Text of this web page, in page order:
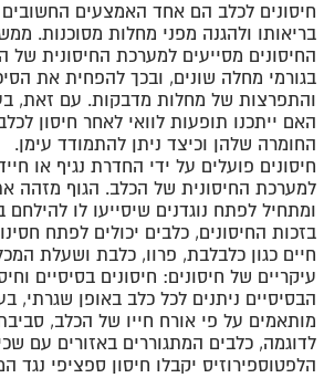
חיסונים לכלב הם אחד האמצעים
בריאותו ולהגנה מפני מחלות מסוכנות.
החיסונים מסייעים למערכת החיסונית של
בגורמי מחלה שונים, ובכך להפחית את
והתפרצות של מחלות מדבקות. עם זאת,
האם ייתכנו תופעות לוואי לאחר חיסון
החומרה שלהן וכיצד ניתן להתמודד עימן.
חיסונים פועלים על ידי החדרת נגיף או
למערכת החיסונית של הכלב. הגוף מזהה
ומתחיל לפתח נוגדנים שיסייעו לו להילחם
בזכות החיסונים, כלבים יכולים לפתח
חיים כגון כלבלבת, פרוו, כלבת ושעלת
עיקריים של חיסונים: חיסונים בסיסיים
הבסיסיים ניתנים לכל כלב באופן שגרתי,
מותאמים על פי אורח חייו של הכלב,
לדוגמה, כלבים המתגוררים באזורים עם
הלפטוספירוזיס יקבלו חיסון ספציפי נגד